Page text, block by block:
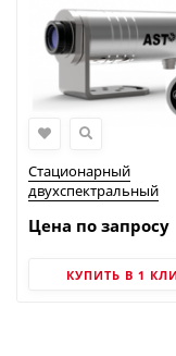
Стационарный
двухспектральный
Цена по запросу
КУПИТЬ В 1